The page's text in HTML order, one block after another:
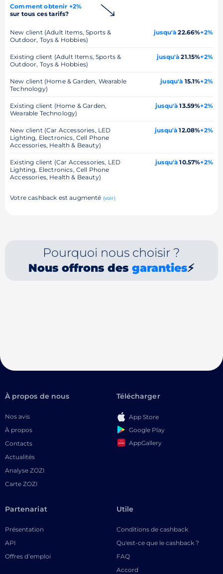
Comment obtenir +2%
sur tous ces tarifs?
New client (Adult Items, Sports &
Outdoor, Toys & Hobbies)
jusqu'à 22.66%+2%
Existing client (Adult Items, Sports &
Outdoor, Toys & Hobbies)
jusqu'à 21.15%+2%
New client (Home & Garden, Wearable
Technology)
jusqu'à 15.1%+2%
Existing client (Home & Garden,
Wearable Technology)
jusqu'à 13.59%+2%
New client (Car Accessories, LED
Lighting, Electronics, Cell Phone
Accessories, Health & Beauty)
jusqu'à 12.08%+2%
Existing client (Car Accessories, LED
Lighting, Electronics, Cell Phone
Accessories, Health & Beauty)
jusqu'à 10.57%+2%
Votre cashback est augmenté (voir)
Pourquoi nous choisir ?
Nous offrons desgaranties⚡
À propos de nous
Nos avis
À propos
Contacts
Actualités
Analyse ZOZI
Carte ZOZI
Télécharger
App Store
Google Play
AppGallery
Partenariat
Présentation
API
Offres d’emploi
Utile
Conditions de cashback
Qu'est-ce que le cashback ?
FAQ
Accord